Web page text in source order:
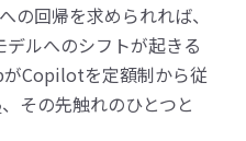
の回帰を求められれば、
ルへのシフトが起きる
Copilotを定額制から従
、その先触れのひとつと